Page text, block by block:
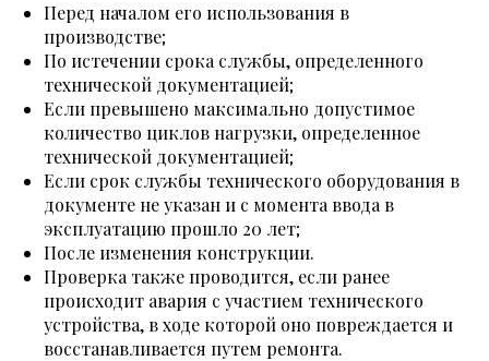
Перед началом его использования в
производстве;
По истечении срока службы, определенного
технической документацией;
Если превышено максимально допустимое
количество циклов нагрузки, определенное
технической документацией;
Если срок службы технического оборудования в
документе не указан и с момента ввода в
эксплуатацию прошло 20 лет;
После изменения конструкции.
Проверка также проводится, если ранее
происходит авария с участием технического
устройства, в ходе которой оно повреждается и
восстанавливается путем ремонта.